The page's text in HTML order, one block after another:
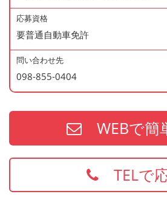
応募資格
要普通自動車免許
問い合わせ先
098-855-0404
WEBで簡
TELで